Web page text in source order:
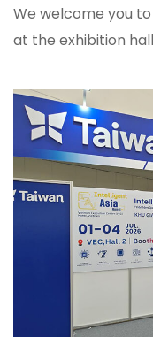
We welcome you
at the exhibition